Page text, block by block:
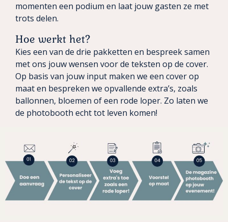
momenten een podium en laat jouw gasten ze met
trots delen.
Hoe werkt het?
Kies een van de drie pakketten en bespreek samen
met ons jouw wensen voor de teksten op de cover.
Op basis van jouw input maken we een cover op
maat en bespreken we opvallende extra’s, zoals
ballonnen, bloemen of een rode loper. Zo laten we
de photobooth echt tot leven komen!